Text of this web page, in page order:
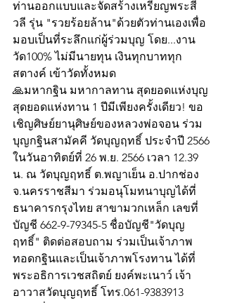
ท่านออกแบบและจัดสร้างเหรียญพระสี
วลี รุ่น "รวยร้อยล้าน"ด้วยตัวท่านเองเพื่อ
มอบเป็นที่ระลึกแก่ผู้ร่วมบุญ โดย...งาน
วัด100% ไม่มีนายทุน เงินทุกบาททุก
สตางค์ เข้าวัดทั้งหมด
🙏มหากฐิน มหากาลทาน สุดยอดแห่งบุญ
สุดยอดแห่งทาน 1 ปีมีเพียงครั้งเดียว! ขอ
เชิญศิษย์ยานุศิษย์ของหลวงพ่อจอน ร่วม
บุญกฐินสามัคคี วัดบุญฤทธิ์ ประจำปี 2566
ในวันอาทิตย์ที่ 26 พ.ย. 2566 เวลา 12.39
น. ณ วัดบุญฤทธิ์ ต.พญาเย็น อ.ปากช่อง
จ.นครราชสีมา ร่วมอนุโมทนาบุญได้ที่
ธนาคารกรุงไทย สาขามวกเหล็ก เลขที่
บัญชี 662-9-79345-5 ชื่อบัญชี"วัดบุญ
ฤทธิ์" ติดต่อสอบถาม ร่วมเป็นเจ้าภาพ
ทอดกฐินและเป็นเจ้าภาพโรงทาน ได้ที่
พระอธิการเวชสถิตย์ ยงค์พะเนาว์ เจ้า
อาวาสวัดบุญฤทธิ์ โทร.061-9383913